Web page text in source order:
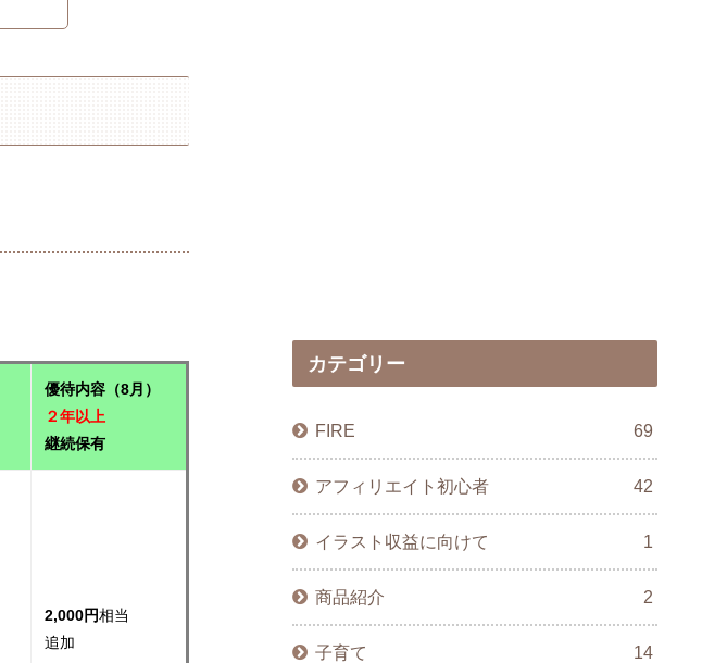
優待内容（8月）
２年以上
継続保有
2,000円相当
追加
カテゴリー
FIRE 69
アフィリエイト初心者 42
イラスト収益に向けて 1
商品紹介 2
子育て 14